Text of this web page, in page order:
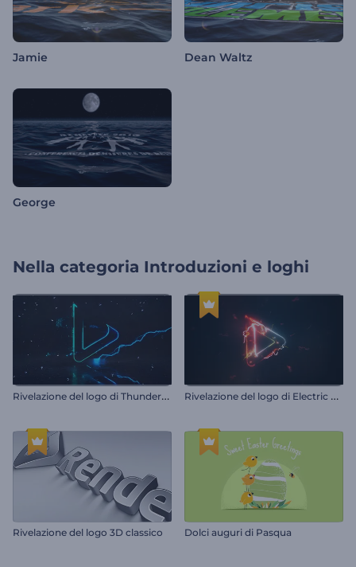
Jamie Dean Waltz
George
Nella categoria Introduzioni e loghi
R
ivelazione del logo di Thunderstorm R
ivelazione del logo di Electric Glitch
Rivelazione del logo 3D classico Dolci auguri di Pasqua